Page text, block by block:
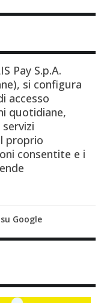
Pay S.p.A.
si configura
accesso
quotidiane,
proprio
consentite e i
Google